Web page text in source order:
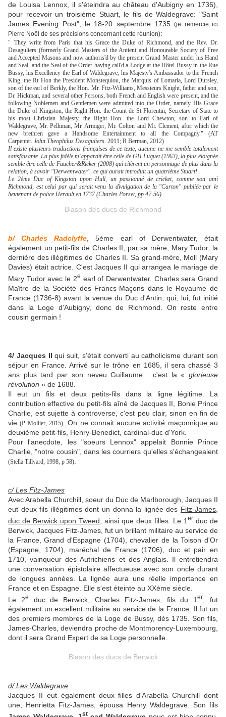
de Louisa Lennox, il s'éteindra au château d'Aubigny en 1736),
pour recevoir un troisième Stuart, le fils de Waldegrave: "Saint
James Evening Post", le 18-20 septembre 1735(je remercie ici
Pierre Noël de ses précisions concernant cette réunion):
" They write from Paris that his Grace the Duke of Richmond, and the Rev. Dr.
Desaguliers (formerly Grand Masters of the Antient and Honourable Society of Free
and Accepted Masons and now authoris'd by the present Grand Master under his Hand
and Seal, and the Seal of the Order having call'd a Lodge at the Hôtel Bussy in the Rue
Bussy, his Excellency the Earl of Waldegrave, his Majesty's Ambassador to the French
King, the Rt Hon the President Monstequiou, the Marquis of Lomaria, Lord Dursley,
son of the earl of Berkly, the Hon. Mr. Fitz-Williams, Messieurs Knight, father and son,
Dr. Hickman, and several other Persons, both French and English were present, and the
following Noblemen and Gentlemen were admitted into the Order, namely His Grace
the Duke of Kingston, the Right Hon. the Count de St Florentin, Secretary of State to
his most Christian Majesty, the Right Hon. the Lord Chewton, son to Earl of
Waldegrave, Mr. Pelhman, Mr. Armiger, Mr. Colton and Mr. Clement, after which the
new brethren gave a Handsome Entertainment to all the Compagny." (AT
Carpenter. John Theophilus Desaguliers. 2011; R Berman, 2012)
Il existe plusieurs traductions françaises de ce texte, aucune ne me semble totalement
satisfaisante. La plus fidèle m'apparaît être celle de GH Luquet (1963), la plus éloignée
semble être celle de Faucher&Ricker (2008) qui citèrent un personnage de plus dans la
relation, à savoir "Derwentwater", ce qui aurait introduit un quatrième Stuart!
Le 2ème Duc of Kingston upon Hull, un passionné de cricket, comme son ami
Richmond, est celui par qui serait venu la divulgation de la "Carton" publiée par le
lieutenant de police Herault en 1737 (Charles Porset, pp 47-56).
Blason des ducs de Richmond
b/ Charles Radclyffe, 5ème earl of Derwentwater, était
également un petit-fils de Charles II, par sa mère, Mary Tudor, la
dernière des illégitimes de Charles II. Sa grand-mère, Moll (Mary
Davies) était actrice. C'est Jacques II qui arrangea le mariage de
Mary Tudor avec le 2e earl of Derwentwater. Charles sera Grand
Maître de la Société des Francs-Maçons dans le Royaume de
France (1736-8) avant la venue du Duc d'Antin, qui, lui, fut initié
dans la Loge d'Aubigny, donc de Richmond. On reste entre
cousin germain !
4/ Jacques II qui suit, s'était converti au catholicisme durant son
séjour en France. Arrivé sur le trône en 1685, il sera chassé 3
ans plus tard par son neveu Guillaume : c'est la « glorieuse
révolution » de 1688.
Il eut un fils et deux petits-fils dans la ligne légitime. La
contribution effective du petit-fils aîné de Jacques II, Bonie Prince
Charlie, est sujette à controverse, c'est peu clair, sinon en fin de
vie(P Mollier, 2015). On ne connait aucune activité maçonnique au
deuxième petit-fils, Henry-Benedict, cardinal-duc d'York.
Pour l'anecdote, les "soeurs Lennox" appelait Bonnie Prince
Charlie, "notre cousin", dans les courriers qu'elles s'échangeaient
(Stella Tillyard, 1998, p 58)
c/ Les Fitz-James
Avec Arabella Churchill, soeur du Duc de Marlborough, Jacques II
eut deux fils illégitimes dont un donna la lignée des Fitz-James,
duc de Berwick upon Tweed , ainsi que deux filles. Le 1 er duc de
Berwick, Jacques Fitz-James, fut un brillant militaire au service de
la France, Grand d'Espagne (1704), chevalier de la Toison d'Or
(Espagne, 1704), maréchal de France (1706), duc et pair en
1710, vainqueur des Autrichiens et des Anglais. Il entretiendra
une conversation épistolaire affectueuse avec son oncle durant
de longues années. La lignée aura une réelle importance en
France et en Espagne. Elle s'est éteinte au XXème siècle.
Le 2e duc de Berwick, Charles Fitz-James, fils du 1er
, fut
également un excellent militaire au service de la France. Il fut un
des premiers membres de la Loge de Bussy, dès 1735. Son fils,
James-Charles, deviendra proche de Montmorency-Luxembourg,
dont il sera Grand Expert de sa Loge personnelle.
Blason des ducs de Berwick
d/ Les Waldegrave
Jacques II eut également deux filles d'Arabella Churchill dont
une, Henrietta Fitz-James, épousa Henry Waldegrave. Son fils
st